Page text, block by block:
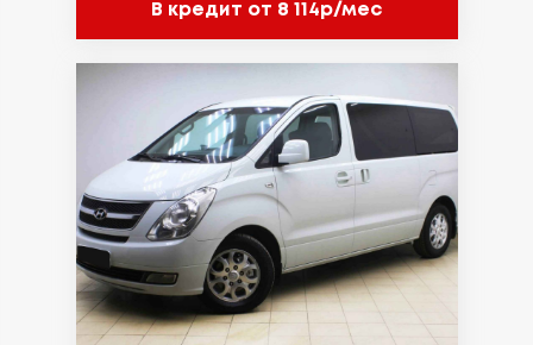
В кредит от 8 114р/мес